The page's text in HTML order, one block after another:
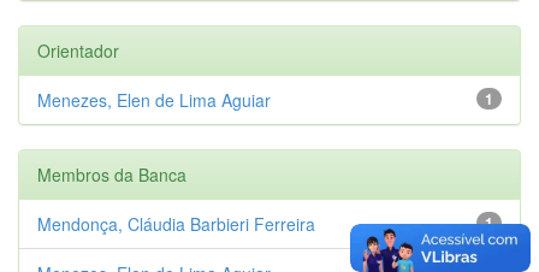
Orientador
1
Menezes, Elen de Lima Aguiar
Membros da Banca
1
Mendonça, Cláudia Barbieri Ferreira